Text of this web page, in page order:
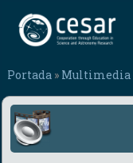
Portada » Multimedia